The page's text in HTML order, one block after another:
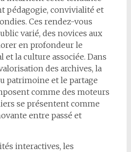
pédagogie, convivialité et
Ces rendez-vous
varié, des novices aux
en profondeur le
la culture associée. Dans
des archives, la
patrimoine et le partage
comme des moteurs
se présentent comme
entre passé et
interactives, les